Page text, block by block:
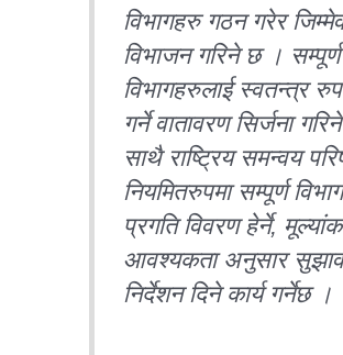
विभागहरु गठन गरेर
विभाजन गरिने छ । सम्पूर्ण
विभागहरुलाई स्वतन्त्र
गर्ने वातावरण सिर्जना
साथै राष्ट्रिय समन्वय
नियमितरुपमा सम्पूर्ण
प्रगति विवरण हेर्ने,
आवश्यकता अनुसार
निर्देशन दिने कार्य गर्नेछ ।